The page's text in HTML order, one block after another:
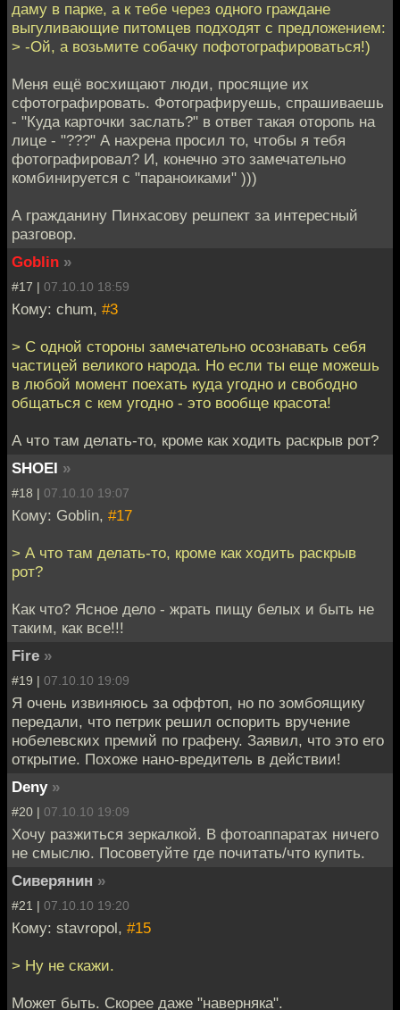
даму в парке, а к тебе через одного граждане
выгуливающие питомцев подходят с предложением:
> -Ой, а возьмите собачку пофотографироваться!)
Меня ещё восхищают люди, просящие их
сфотографировать. Фотографируешь, спрашиваешь
- "Куда карточки заслать?" в ответ такая оторопь на
лице - "???" А нахрена просил то, чтобы я тебя
фотографировал? И, конечно это замечательно
комбинируется с "параноиками" )))
А гражданину Пинхасову решпект за интересный
разговор.
Goblin »
#17 | 07.10.10 18:59
Кому: chum, #3
> С одной стороны замечательно осознавать себя
частицей великого народа. Но если ты еще можешь
в любой момент поехать куда угодно и свободно
общаться с кем угодно - это вообще красота!
А что там делать-то, кроме как ходить раскрыв рот?
SHOEI »
#18 | 07.10.10 19:07
Кому: Goblin, #17
> А что там делать-то, кроме как ходить раскрыв
рот?
Как что? Ясное дело - жрать пищу белых и быть не
таким, как все!!!
Fire »
#19 | 07.10.10 19:09
Я очень извиняюсь за оффтоп, но по зомбоящику
передали, что петрик решил оспорить вручение
нобелевских премий по графену. Заявил, что это его
открытие. Похоже нано-вредитель в действии!
Deny »
#20 | 07.10.10 19:09
Хочу разжиться зеркалкой. В фотоаппаратах ничего
не смыслю. Посоветуйте где почитать/что купить.
Сиверянин »
#21 | 07.10.10 19:20
Кому: stavropol, #15
> Ну не скажи.
Может быть. Скорее даже "наверняка".